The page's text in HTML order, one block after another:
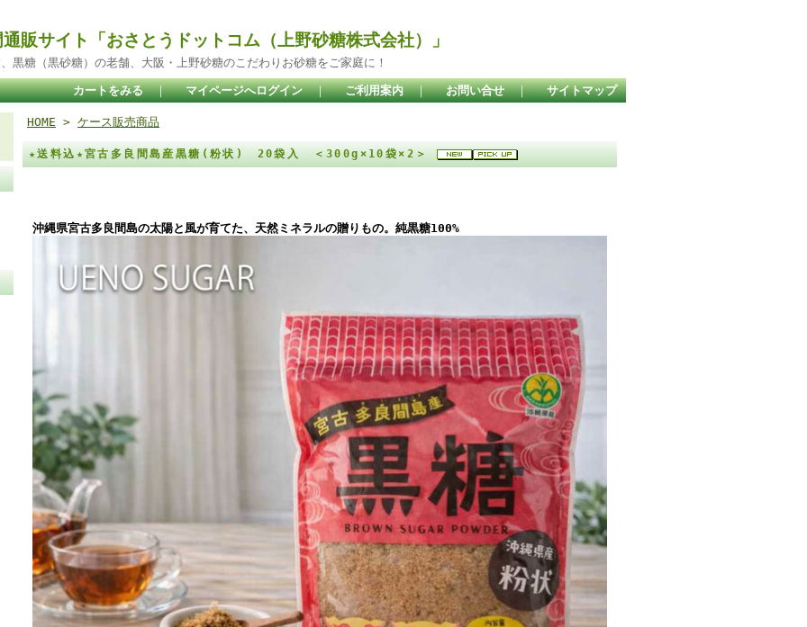
販サイト「おさとうドットコム（上野砂糖株式会社）」
黒糖（黒砂糖）の老舗、大阪・上野砂糖のこだわりお砂糖をご家庭に！
カートをみる ｜ マイページへログイン ｜ ご利用案内 ｜ お問い合せ ｜ サイトマップ
HOME > ケース販売商品
★送料込★宮古多良間島産黒糖(粉状) 20袋入 ＜300g×10袋×2＞
沖縄県宮古多良間島の太陽と風が育てた、天然ミネラルの贈りもの。純黒糖100%